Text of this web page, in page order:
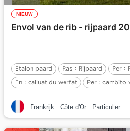
NIEUW
Envol van de rib - rijpaard
Etalon paard Ras : Rijpaard Per :
En : calluat du werfat Per : cambito
Frankrijk Côte d'Or Particulier